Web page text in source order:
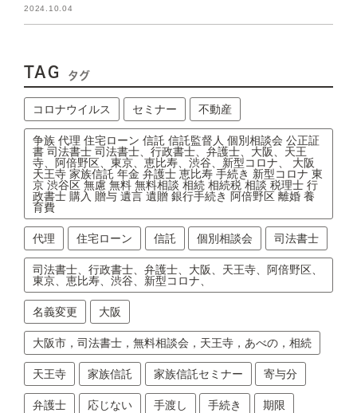
2024.10.04
TAG タグ
コロナウイルス セミナー 不動産
争族 代理 住宅ローン 信託 信託監督人 個別相談会 公正証
書 司法書士 司法書士、行政書士、弁護士、大阪、天王
寺、阿倍野区、東京、恵比寿、渋谷、新型コロナ、 大阪
天王寺 家族信託 年金 弁護士 恵比寿 手続き 新型コロナ 東
京 渋谷区 無慮 無料 無料相談 相続 相続税 相談 税理士 行
政書士 購入 贈与 遺言 遺贈 銀行手続き 阿倍野区 離婚 養
育費
代理 住宅ローン 信託 個別相談会 司法書士
司法書士、行政書士、弁護士、大阪、天王寺、阿倍野区、
東京、恵比寿、渋谷、新型コロナ、
名義変更 大阪
大阪市，司法書士，無料相談会，天王寺，あべの，相続
天王寺 家族信託 家族信託セミナー 寄与分
弁護士 応じない 手渡し 手続き 期限